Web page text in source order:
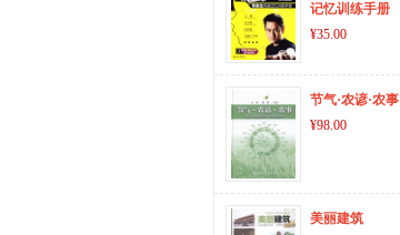
记忆训练手册
¥35.00
节气·农谚·农事
¥98.00
美丽建筑